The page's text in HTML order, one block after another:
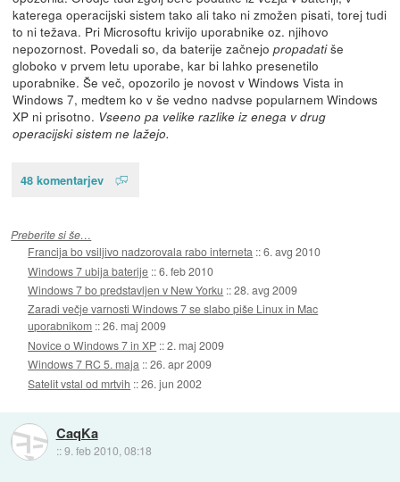
katerega operacijski sistem tako ali tako ni zmožen pisati, torej tudi
to ni težava. Pri Microsoftu krivijo uporabnike oz. njihovo
nepozornost. Povedali so, da baterije začnejo propadatiše
globoko v prvem letu uporabe, kar bi lahko presenetilo
uporabnike. Še več, opozorilo je novost v Windows Vista in
Windows 7, medtem ko v še vedno nadvse popularnem Windows
XP ni prisotno. Vseeno pa velike razlike iz enega v drug
operacijski sistem ne lažejo.
48 komentarjev
Preberite si še…
Francija bo vsiljivo nadzorovala rabo interneta ::6. avg 2010
Windows 7 ubija baterije ::6. feb 2010
Windows 7 bo predstavljen v New Yorku ::28. avg 2009
Zaradi večje varnosti Windows 7 se slabo piše Linux in Mac
uporabnikom ::26. maj 2009
Novice o Windows 7 in XP ::2. maj 2009
Windows 7 RC 5. maja ::26. apr 2009
Satelit vstal od mrtvih ::26. jun 2002
CaqKa
::9. feb 2010, 08:18